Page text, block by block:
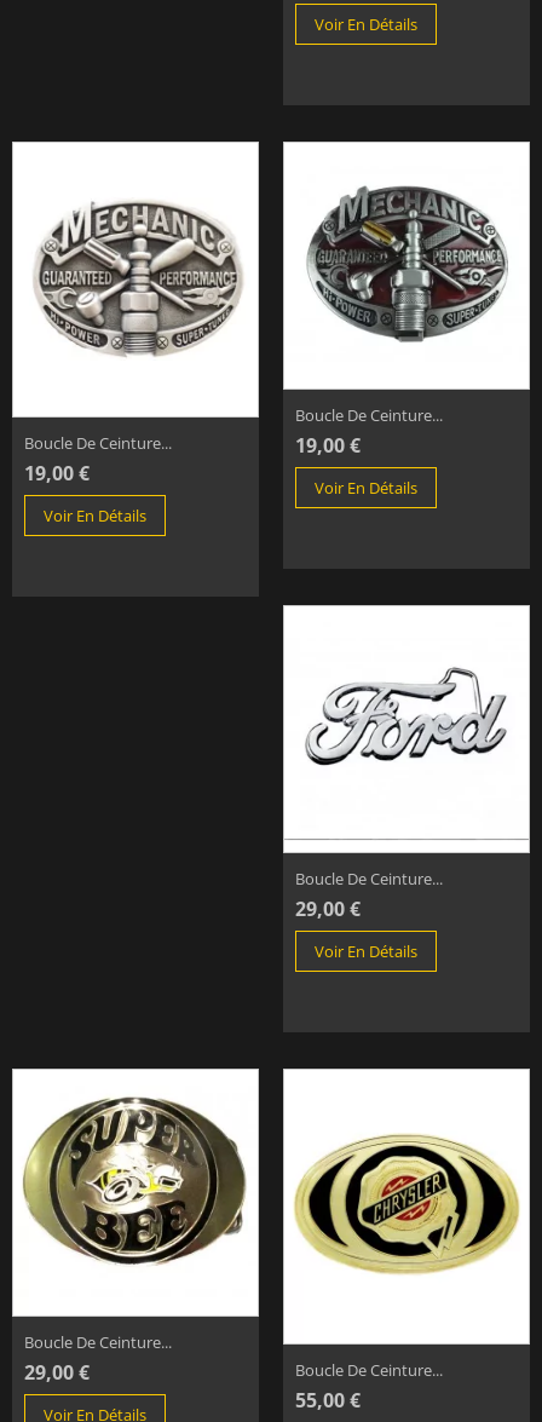
Voir En Détails
Boucle De Ceinture...
19,00 €
Voir En Détails
Boucle De Ceinture...
19,00 €
Voir En Détails
Boucle De Ceinture...
29,00 €
Voir En Détails
Boucle De Ceinture...
29,00 €
Voir En Détails
Boucle De Ceinture...
55,00 €